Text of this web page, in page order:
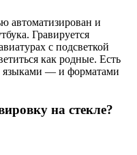
автоматизирован и
Гравируется
с подсветкой
как родные. Есть
языками — и форматами
на стекле?